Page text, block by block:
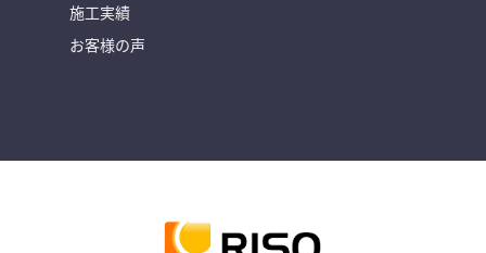
施工実績
お客様の声